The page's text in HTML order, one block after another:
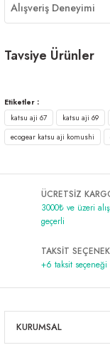
Alışveriş Deneyimi
Tavsiye Ürünler
450,00 ₺
450,00 ₺
Etiketler :
katsu aji 67
katsu aji 69
ecogear katsu aji komushi
ÜCRETSİZ
3000₺ ve üzeri
geçerli
TAKSİT
+6 taksit seçeneği
KURUMSAL